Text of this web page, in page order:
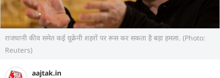
राजधानी कीव समेत कई यूक्रेनी शहरों पर रूस कर सकता है बड़ा हमला. (Photo:
Reuters)
aajtak.in